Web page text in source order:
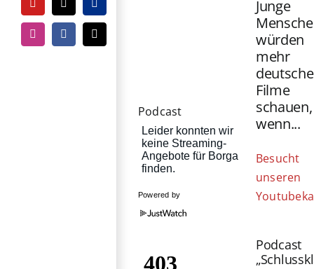
YouTubeTiktokPayPal
InstagramFacebook
E-
Mail
Podcast
Powered by
Junge
würden
mehr
deutsche
Filme
schauen,
wenn...
Besucht
unseren
Podcast